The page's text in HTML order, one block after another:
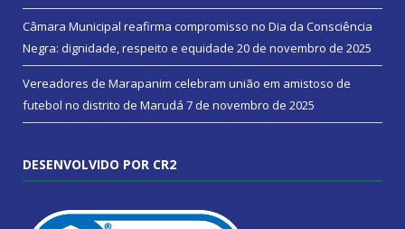
Câmara Municipal reafirma compromisso no Dia da Consciência
Negra: dignidade, respeito e equidade 20 de novembro de 2025
Vereadores de Marapanim celebram união em amistoso de
futebol no distrito de Marudá 7 de novembro de 2025
DESENVOLVIDO POR CR2